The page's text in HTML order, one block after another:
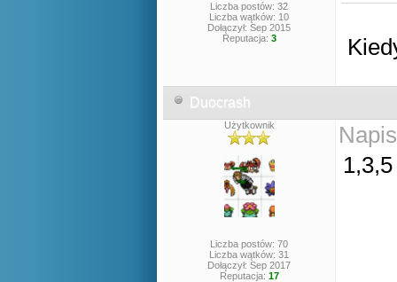
Liczba postów: 32
Liczba wątków: 10
Dołączył: Sep 2015
Reputacja: 3
Duocrash
Użytkownik
Liczba postów: 70
Liczba wątków: 31
Dołączył: Sep 2017
Reputacja: 17